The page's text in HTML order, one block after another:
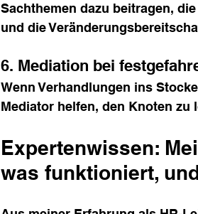
Sachthemen dazu beitragen,
und die
6. Mediation bei
Wenn Verhandlungen ins
Mediator helfen, den Knoten
Expertenwissen:
was funktioniert,